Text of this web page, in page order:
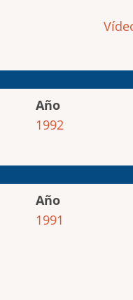
Año
1992
Año
1991